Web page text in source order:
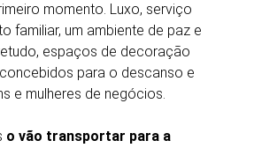
momento. Luxo, serviço
familiar, um ambiente de paz e
espaços de decoração
para o descanso e
e mulheres de negócios.
o vão transportar para a